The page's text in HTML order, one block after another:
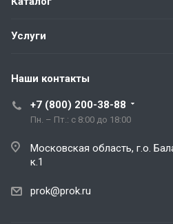
Услуги
Наши контакты
+7 (800) 200-38-88
Пн. – Пт.: с 8:00 до 18:00
Московская область, г.о.
к.1
prok@prok.ru